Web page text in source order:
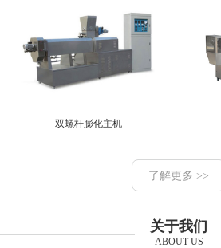
双螺杆膨化主机
了解更多 >>
关于我们
ABOUT US